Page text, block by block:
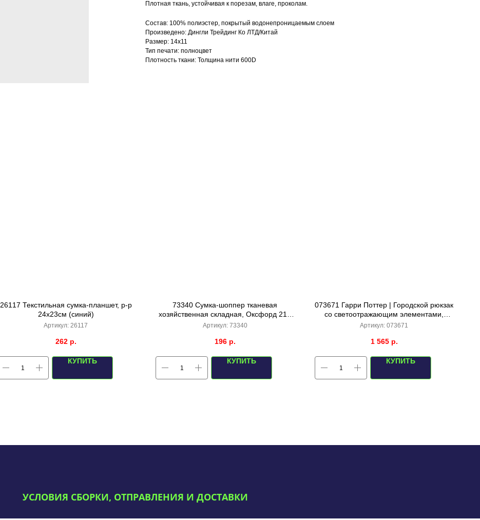
Плотная ткань, устойчивая к порезам, влаге, проколам.
Состав: 100% полиэстер, покрытый водонепроницаемым слоем
Произведено: Дингли Трейдинг Ко ЛТД/Китай
Размер: 14х11
Тип печати: полноцвет
Плотность ткани: Толщина нити 600D
26117 Текстильная сумка-планшет, р-р
24х23см (синий)
Артикул: 26117
262 р.
КУПИТЬ
73340 Сумка-шоппер тканевая
хозяйственная складная, Оксфорд 210
Слоны, 40х40см
Артикул: 73340
196 р.
КУПИТЬ
073671 Гарри Поттер | Городской рюкзак
со светоотражающим элементами,
45х32х15см (серо-голубой)
Артикул: 073671
1 565 р.
КУПИТЬ
УСЛОВИЯ СБОРКИ, ОТПРАВЛЕНИЯ И ДОСТАВКИ